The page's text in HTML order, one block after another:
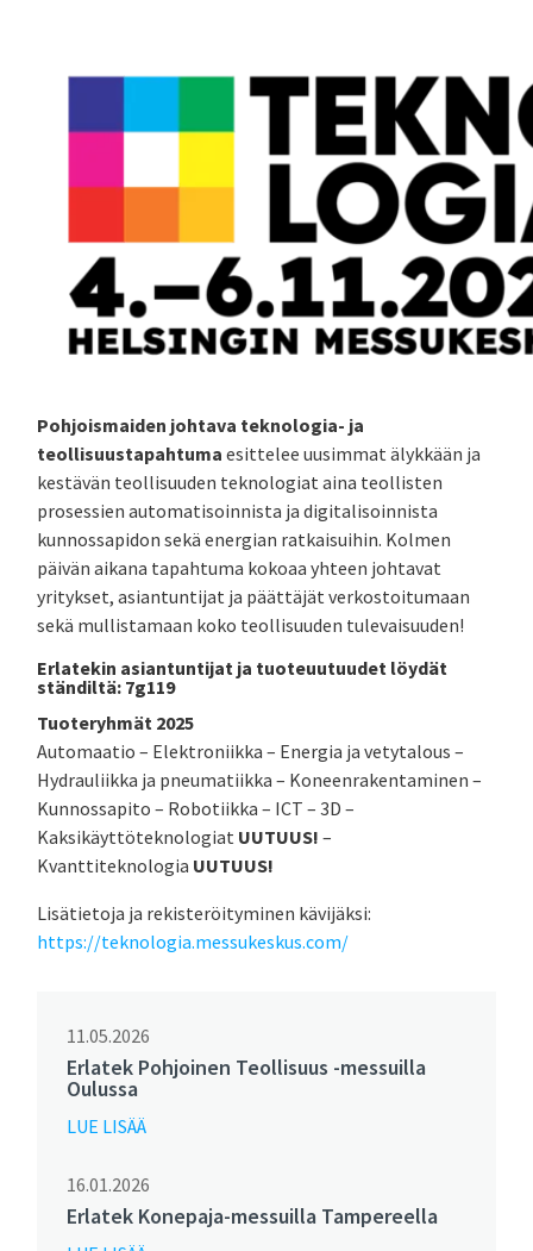
Pohjoismaiden johtava teknologia- ja
teollisuustapahtuma esittelee uusimmat älykkään ja
kestävän teollisuuden teknologiat aina teollisten
prosessien automatisoinnista ja digitalisoinnista
kunnossapidon sekä energian ratkaisuihin. Kolmen
päivän aikana tapahtuma kokoaa yhteen johtavat
yritykset, asiantuntijat ja päättäjät verkostoitumaan
sekä mullistamaan koko teollisuuden tulevaisuuden!
Erlatekin asiantuntijat ja tuoteuutuudet löydät
ständiltä: 7g119
Tuoteryhmät 2025
Automaatio – Elektroniikka – Energia ja vetytalous –
Hydrauliikka ja pneumatiikka – Koneenrakentaminen –
Kunnossapito – Robotiikka – ICT – 3D –
Kaksikäyttöteknologiat UUTUUS!–
Kvanttiteknologia UUTUUS!
Lisätietoja ja rekisteröityminen kävijäksi:
https://teknologia.messukeskus.com/
Erlatek Pohjoinen Teollisuus -messuilla
Oulussa
11.05.2026
LUE LISÄÄ
Erlatek Konepaja-messuilla Tampereella
16.01.2026